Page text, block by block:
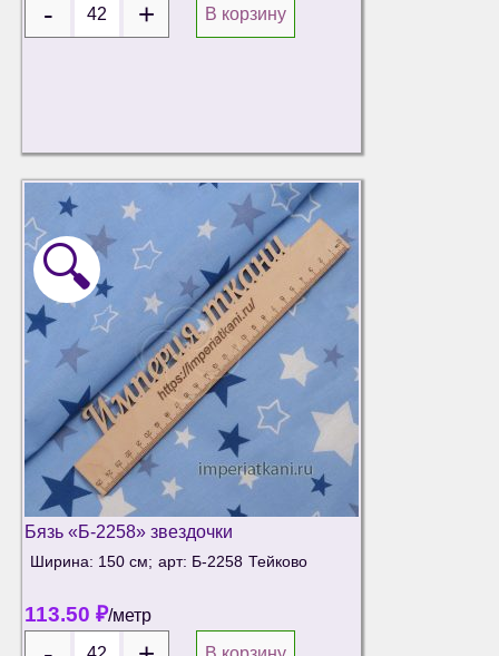
В корзину
🔍
Бязь «Б-2258» звездочки
Ширина: 150 см; арт: Б-2258 Тейково
113.50 ₽/метр